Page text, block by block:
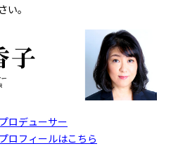
。
ロデューサー
ロフィールはこちら